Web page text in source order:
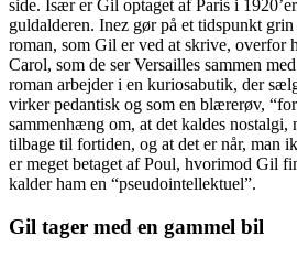
side. Især er Gil optaget af Paris i
guldalderen. Inez gør på et tidspunkt
roman, som Gil er ved at skrive, overfor
Carol, som de ser Versailles sammen
roman arbejder i en kuriosabutik, der
virker pedantisk og som en blærerøv,
sammenhæng om, at det kaldes nostalgi,
tilbage til fortiden, og at det er når, man
er meget betaget af Poul, hvorimod Gil
kalder ham en “pseudointellektuel”.
Gil tager med en gammel bil